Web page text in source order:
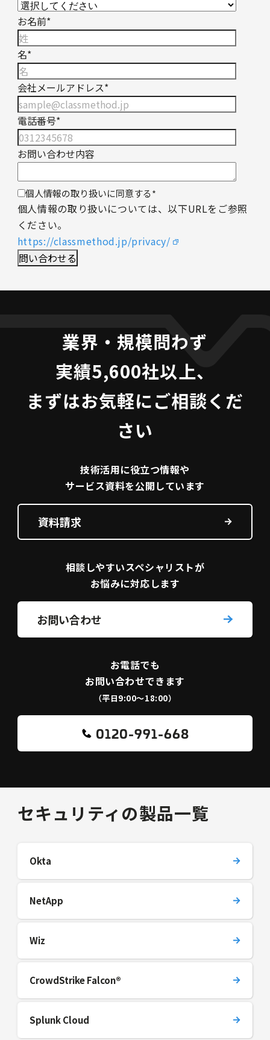
お名前*
名*
会社メールアドレス*
電話番号*
お問い合わせ内容
個人情報の取り扱いに同意する*
個人情報の取り扱いについては、以下URLをご参照
ください。
https://classmethod.jp/privacy/
業界・規模問わず
実績5,600社以上、
まずはお気軽にご相談くだ
さい
技術活用に役立つ情報や
サービス資料を公開しています
資料請求
相談しやすいスペシャリストが
お悩みに対応します
お問い合わせ
お電話でも
お問い合わせできます
（平日9:00〜18:00）
0120-991-668
セキュリティの製品一覧
Okta
NetApp
Wiz
CrowdStrike Falcon®
Splunk Cloud